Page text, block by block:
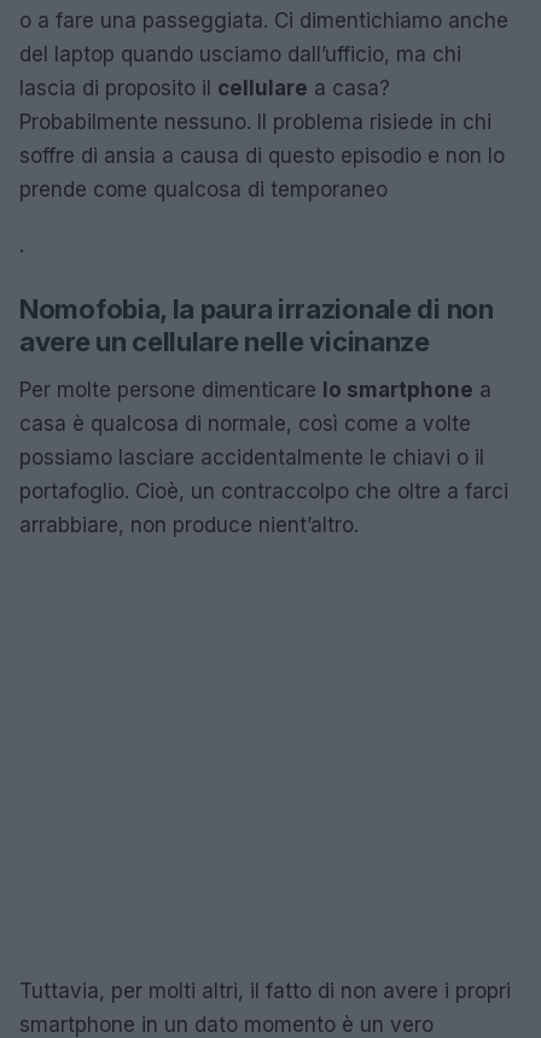
o a fare una passeggiata. Ci dimentichiamo anche
del laptop quando usciamo dall’ufficio, ma chi
lascia di proposito il cellulare a casa?
Probabilmente nessuno. Il problema risiede in chi
soffre di ansia a causa di questo episodio e non lo
prende come qualcosa di temporaneo
.
Nomofobia, la paura irrazionale di non
avere un cellulare nelle vicinanze
Per molte persone dimenticare lo smartphone a
casa è qualcosa di normale, così come a volte
possiamo lasciare accidentalmente le chiavi o il
portafoglio. Cioè, un contraccolpo che oltre a farci
arrabbiare, non produce nient’altro.
Tuttavia, per molti altri, il fatto di non avere i propri
smartphone in un dato momento è un vero